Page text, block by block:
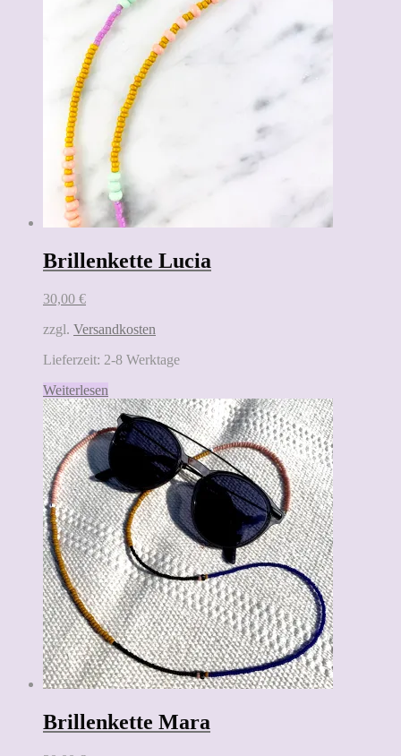
Brillenkette Lucia
30,00 €
zzgl. Versandkosten
Lieferzeit: 2-8 Werktage
Weiterlesen
Brillenkette Mara